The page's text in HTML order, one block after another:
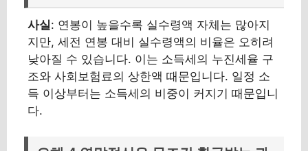
사실: 연봉이 높을수록 실수령액 자체는 많아지
지만, 세전 연봉 대비 실수령액의 비율은 오히려
낮아질 수 있습니다. 이는 소득세의 누진세율 구
조와 사회보험료의 상한액 때문입니다. 일정 소
득 이상부터는 소득세의 비중이 커지기 때문입니
다.